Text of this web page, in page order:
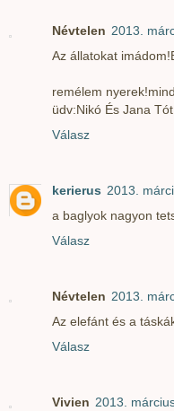
Névtelen 2013.
Az állatokat
remélem
üdv:Nikó És Jana
Válasz
kerierus 2013.
a baglyok nagyon
Válasz
Névtelen 2013.
Az elefánt és a
Válasz
Vivien 2013.